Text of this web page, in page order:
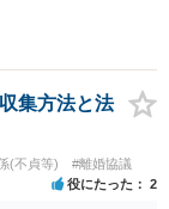
】
集方法と法
(不貞等) #離婚協議
役にたった 2